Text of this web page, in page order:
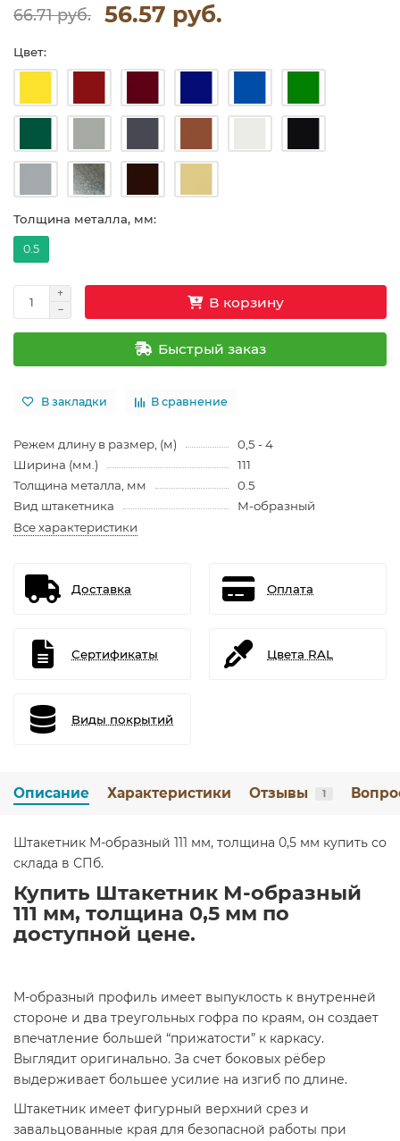
66.71 руб. 56.57 руб.
Цвет:
Толщина металла, мм:
0.5
В корзину
Быстрый заказ
В закладки В сравнение
Режем длину в размер, (м)
0,5 - 4
Ширина (мм.)
111
Толщина металла, мм
0.5
Вид штакетника
М-образный
Все характеристики
Доставка Оплата
Сертификаты Цвета RAL
Виды покрытий
Описание Характеристики Отзывы 1
Штакетник М-образный 111 мм, толщина 0,5 мм купить со
склада в СПб.
Купить Штакетник М-образный
111 мм, толщина 0,5 мм по
доступной цене.
М-образный профиль имеет выпуклость к внутренней
стороне и два треугольных гофра по краям, он создает
впечатление большей “прижатости” к каркасу.
Выглядит оригинально. За счет боковых рёбер
выдерживает большее усилие на изгиб по длине.
Штакетник имеет фигурный верхний срез и
завальцованные края для безопасной работы при